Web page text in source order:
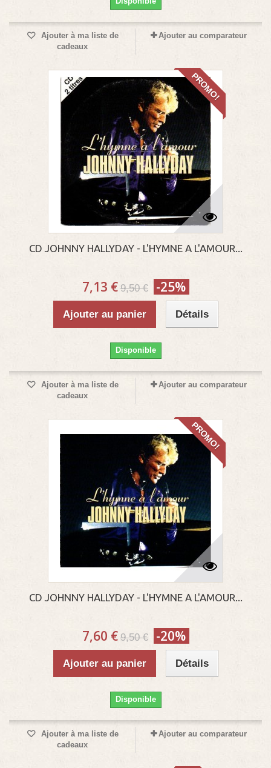
Ajouter à ma liste de
cadeaux
Ajouter au comparateur
PROMO!
CD JOHNNY HALLYDAY - L'HYMNE A L'AMOUR...
7,13 € 9,50 € -25%
Ajouter au panier Détails
Disponible
Ajouter à ma liste de
cadeaux
Ajouter au comparateur
PROMO!
CD JOHNNY HALLYDAY - L'HYMNE A L'AMOUR...
7,60 € 9,50 € -20%
Ajouter au panier Détails
Disponible
Ajouter à ma liste de
cadeaux
Ajouter au comparateur